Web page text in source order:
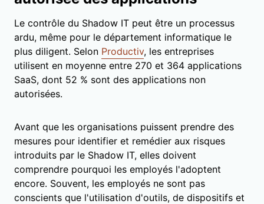
Le contrôle du Shadow IT peut être un processus
ardu, même pour le département informatique le
plus diligent. Selon Productiv, les entreprises
utilisent en moyenne entre 270 et 364 applications
SaaS, dont 52 % sont des applications non
autorisées.
Avant que les organisations puissent prendre des
mesures pour identifier et remédier aux risques
introduits par le Shadow IT, elles doivent
comprendre pourquoi les employés l'adoptent
encore. Souvent, les employés ne sont pas
conscients que l'utilisation d'outils, de dispositifs et